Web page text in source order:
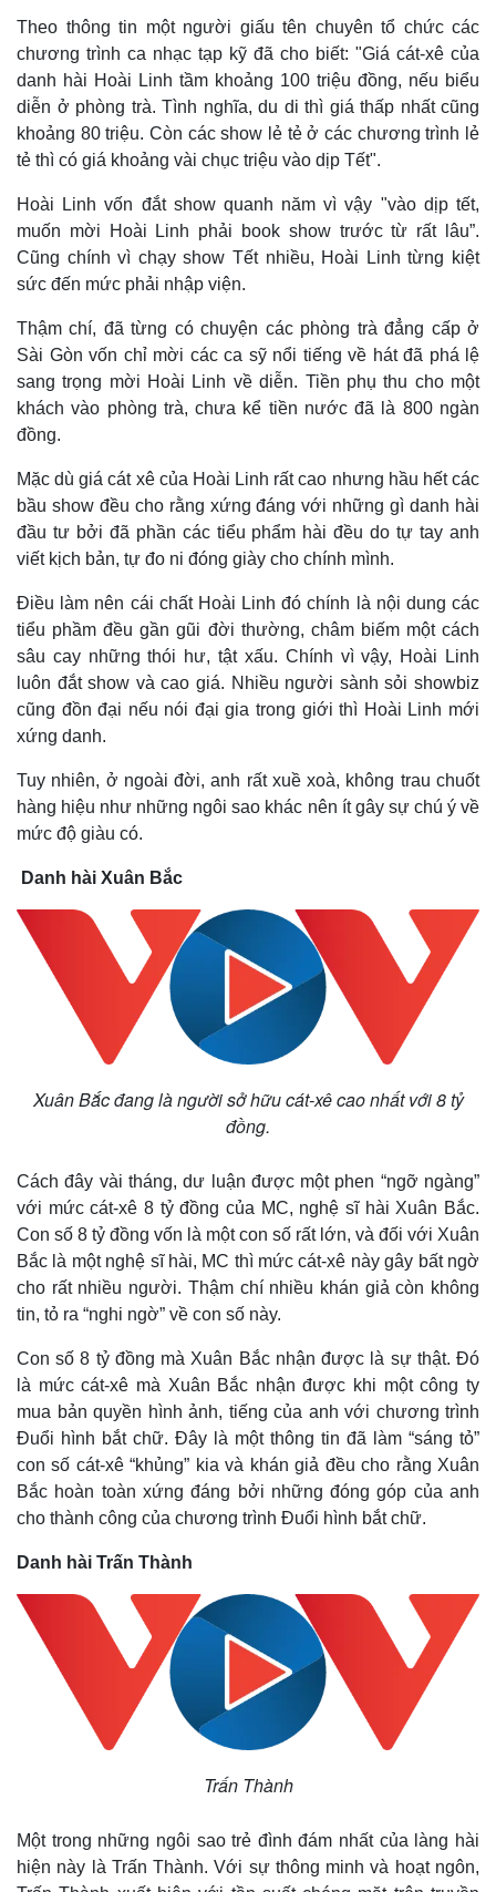
Quan sát
Cuộc sống đó đây
Hồ sơ
Ảnh
E-Magazine
Infographic
Thị trường
Giá vàng
Tỷ giá
Giá cà phê
Theo thông tin một người giấu tên chuyên tổ chức các
chương trình ca nhạc tạp kỹ đã cho biết: "Giá cát-xê của
danh hài Hoài Linh tầm khoảng 100 triệu đồng, nếu biểu
diễn ở phòng trà. Tình nghĩa, du di thì giá thấp nhất cũng
khoảng 80 triệu. Còn các show lẻ tẻ ở các chương trình lẻ
tẻ thì có giá khoảng vài chục triệu vào dịp Tết".
Hoài Linh vốn đắt show quanh năm vì vậy "vào dịp tết,
muốn mời Hoài Linh phải book show trước từ rất lâu”.
Cũng chính vì chạy show Tết nhiều, Hoài Linh từng kiệt
sức đến mức phải nhập viện.
Thậm chí, đã từng có chuyện các phòng trà đẳng cấp ở
Sài Gòn vốn chỉ mời các ca sỹ nổi tiếng về hát đã phá lệ
sang trọng mời Hoài Linh về diễn. Tiền phụ thu cho một
khách vào phòng trà, chưa kể tiền nước đã là 800 ngàn
đồng.
Mặc dù giá cát xê của Hoài Linh rất cao nhưng hầu hết các
bầu show đều cho rằng xứng đáng với những gì danh hài
đầu tư bởi đã phần các tiểu phẩm hài đều do tự tay anh
viết kịch bản, tự đo ni đóng giày cho chính mình.
Điều làm nên cái chất Hoài Linh đó chính là nội dung các
tiểu phầm đều gần gũi đời thường, châm biếm một cách
sâu cay những thói hư, tật xấu. Chính vì vậy, Hoài Linh
luôn đắt show và cao giá. Nhiều người sành sỏi showbiz
cũng đồn đại nếu nói đại gia trong giới thì Hoài Linh mới
xứng danh.
Tuy nhiên, ở ngoài đời, anh rất xuề xoà, không trau chuốt
hàng hiệu như những ngôi sao khác nên ít gây sự chú ý về
mức độ giàu có.
Danh hài Xuân Bắc
Xuân Bắc đang là người sở hữu cát-xê cao nhất với 8 tỷ
đồng.
Cách đây vài tháng, dư luận được một phen “ngỡ ngàng”
với mức cát-xê 8 tỷ đồng của MC, nghệ sĩ hài Xuân Bắc.
Con số 8 tỷ đồng vốn là một con số rất lớn, và đối với Xuân
Bắc là một nghệ sĩ hài, MC thì mức cát-xê này gây bất ngờ
cho rất nhiều người. Thậm chí nhiều khán giả còn không
tin, tỏ ra “nghi ngờ” về con số này.
Con số 8 tỷ đồng mà Xuân Bắc nhận được là sự thật. Đó
là mức cát-xê mà Xuân Bắc nhận được khi một công ty
mua bản quyền hình ảnh, tiếng của anh với chương trình
Đuổi hình bắt chữ. Đây là một thông tin đã làm “sáng tỏ”
con số cát-xê “khủng” kia và khán giả đều cho rằng Xuân
Bắc hoàn toàn xứng đáng bởi những đóng góp của anh
cho thành công của chương trình Đuổi hình bắt chữ.
Danh hài Trấn Thành
Trấn Thành
Một trong những ngôi sao trẻ đình đám nhất của làng hài
hiện này là Trấn Thành. Với sự thông minh và hoạt ngôn,